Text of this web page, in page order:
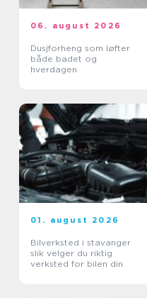
06. august 2026
Dusjforheng som løfter
både badet og
hverdagen
01. august 2026
Bilverksted i stavanger
slik velger du riktig
verksted for bilen din